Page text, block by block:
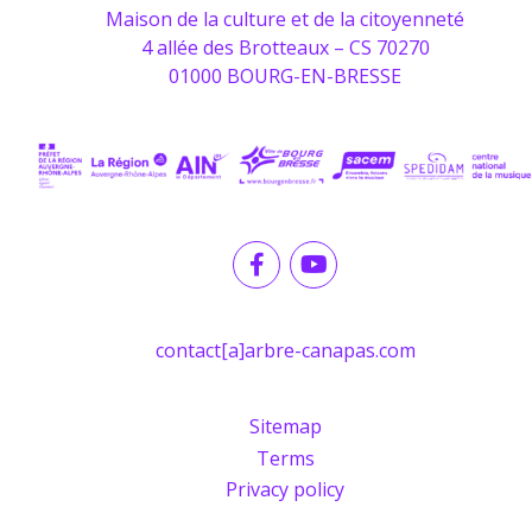
Maison de la culture et de la citoyenneté
4 allée des Brotteaux – CS 70270
01000 BOURG-EN-BRESSE
contact[a]arbre-canapas.com
Sitemap
Terms
Privacy policy